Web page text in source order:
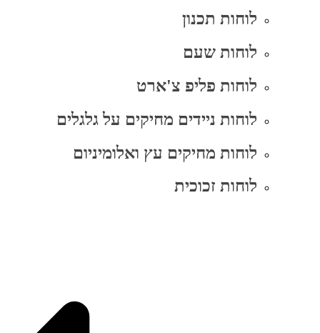
לוחות תכנון
לוחות שעם
לוחות פליפ צ'ארט
לוחות ניידים מחיקים על גלגלים
לוחות מחיקים עץ ואלומיניום
לוחות זכוכית